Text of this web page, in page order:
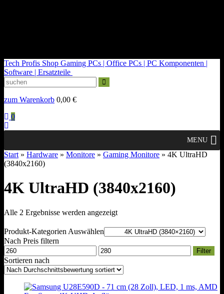
Tech Profis Shop Gaming PCs | Office PCs | PC Komponenten |
Software | Ersatzteile
zum Warenkorb 0,00 €
0
MENU
Start » Hardware » Monitore » Gaming Monitore » 4K UltraHD
(3840x2160)
4K UltraHD (3840x2160)
Alle 2 Ergebnisse werden angezeigtNach
sortiert
Produkt-Kategorien Auswählen
Nach Preis filtern
Min.
Preis
Max.
Preis
Filter
Sortieren nach